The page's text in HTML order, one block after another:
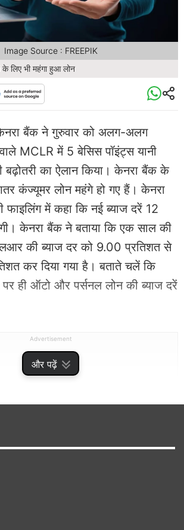
और पढ़ें
के लिए भी महंगा हुआ लोन
Image Source : FREEPIK
बैंक ने गुरुवार को अलग-अलग
वाले MCLR में 5 बेसिस पॉइंट्स यानी
का ऐलान किया। केनरा बैंक के
कंज्यूमर लोन महंगे हो गए हैं। केनरा
में कहा कि नई ब्याज दरें 12
केनरा बैंक ने बताया कि एक साल की
की ब्याज दर को 9.00 प्रतिशत से
कर दिया गया है। बताते चलें कि
ही ऑटो और पर्सनल लोन की ब्याज दरें
Advertisement
कर्ज के लिए भी महंगा हुआ लोन